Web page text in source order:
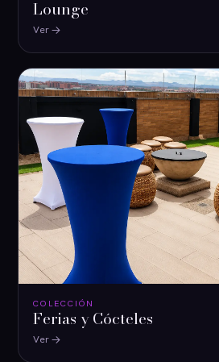
Lounge
Ver
COLECCIÓN
Ferias y Cócteles
Ver